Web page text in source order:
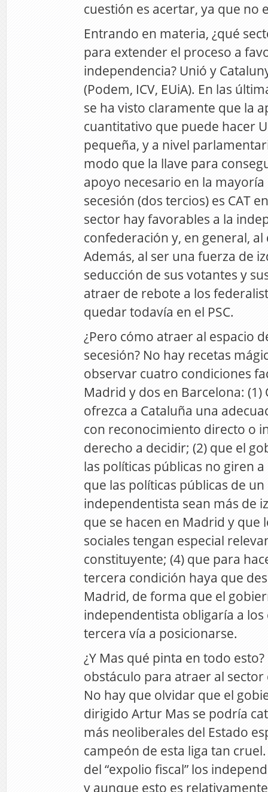
cuestión es acertar, ya que no
Entrando en materia, ¿qué
para extender el proceso a
independencia? Unió y
(Podem, ICV, EUiA). En las
se ha visto claramente que la
cuantitativo que puede hacer
pequeña, y a nivel
modo que la llave para
apoyo necesario en la
secesión (dos tercios) es CAT
sector hay favorables a la
confederación y, en general,
Además, al ser una fuerza de
seducción de sus votantes y
atraer de rebote a los
quedar todavía en el PSC.
¿Pero cómo atraer al espacio
secesión? No hay recetas
observar cuatro condiciones
Madrid y dos en Barcelona: (1)
ofrezca a Cataluña una
con reconocimiento directo o
derecho a decidir; (2) que el
las políticas públicas no giren
que las políticas públicas de
independentista sean más de
que se hacen en Madrid y que
sociales tengan especial
constituyente; (4) que para
tercera condición haya que
Madrid, de forma que el
independentista obligaría a
tercera vía a posicionarse.
¿Y Mas qué pinta en todo
obstáculo para atraer al sector
No hay que olvidar que el
dirigido Artur Mas se podría
más neoliberales del Estado
campeón de esta liga tan
del “expolio fiscal” los
y aunque esto es